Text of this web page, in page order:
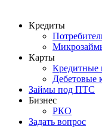
Кредиты
Карты
Кредитные
Дебетовые
Займы под ПТС
Бизнес
РКО
Задать вопрос